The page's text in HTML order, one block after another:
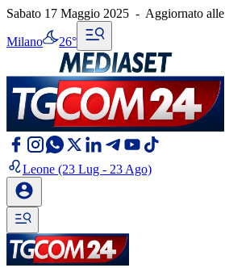
Sabato 17 Maggio 2025 - Aggiornato alle
Milano 26°
Leone (23 Lug - 23 Ago)